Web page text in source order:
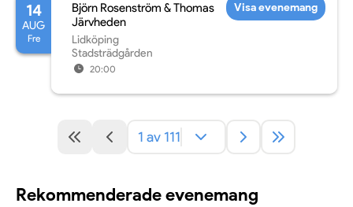
14
AUG
Fre
Björn Rosenström & Thomas
Järvheden
Lidköping
Stadsträdgården
20:00
Visa evenemang
1 av 111
Rekommenderade evenemang